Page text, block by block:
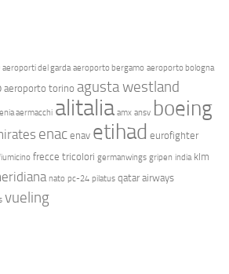
aeroporti del garda aeroporto bergamo aeroporto bologna
aeroporto torino agusta westland
aermacchi alitalia amx ansv boeing
enac enav etihad eurofighter
frecce tricolori germanwings gripen india klm
nato pc-24 pilatus qatar airways
vueling